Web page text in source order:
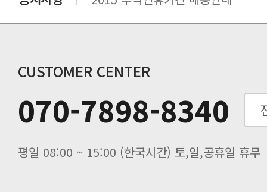
추수감사절 배송안내
추석기간 배송안내
노동절(9월3일) 배송업무 안내
입금 고객님을 찾습니다.
CUSTOMER CENTER
070-7898-8340
평일 08:00 ~ 15:00 (한국시간) 토,일,공휴일 휴무